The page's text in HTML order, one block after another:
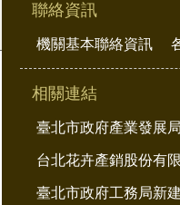
聯絡資訊
機關基本聯絡資訊
相關連結
臺北市政府產業發展局
台北花卉產銷股份有
臺北市政府工務局新